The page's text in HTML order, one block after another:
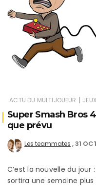
ACTU DU MULTIJOUEUR |
Super Smash Bros
que prévu
Les teammates 31
C’est la nouvelle du jour :
sortira une semaine